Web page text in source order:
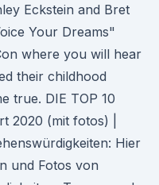
Eckstein and Bret
Your Dreams"
where you will hear
their childhood
true. DIE TOP 10
2020 (mit fotos) |
Hier
und Fotos von